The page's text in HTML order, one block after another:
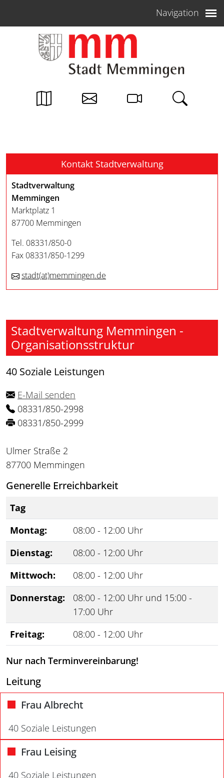
Navigation
Kontakt Stadtverwaltung
Stadtverwaltung
Memmingen
Marktplatz 1
87700 Memmingen
Tel. 08331/850-0
Fax 08331/850-1299
stadt(at)memmingen.de
Stadtverwaltung Memmingen -
Organisationsstruktur
40 Soziale Leistungen
E-Mail senden
08331/850-2998
08331/850-2999
Ulmer Straße 2
87700 Memmingen
Generelle Erreichbarkeit
Tag
Montag:
08:00 - 12:00 Uhr
Dienstag:
08:00 - 12:00 Uhr
Mittwoch:
08:00 - 12:00 Uhr
Donnerstag:
08:00 - 12:00 Uhr und 15:00 -
17:00 Uhr
Freitag:
08:00 - 12:00 Uhr
Nur nach Terminvereinbarung!
Leitung
Frau Albrecht
40 Soziale Leistungen
Frau Leising
40 Soziale Leistungen